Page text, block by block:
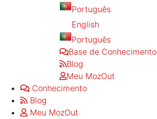
Português
English
Português
Base de Conhecimento
Blog
Meu MozOut
Conhecimento
Blog
Meu MozOut